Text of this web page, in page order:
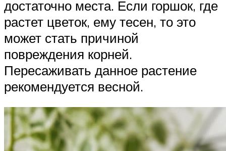
достаточно места. Если горшок, где
растет цветок, ему тесен, то это
может стать причиной
повреждения корней.
Пересаживать данное растение
рекомендуется весной.